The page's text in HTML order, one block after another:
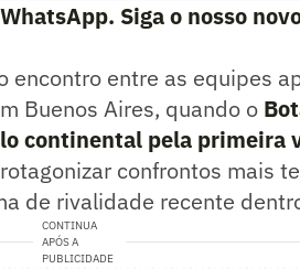
Siga o nosso
encontro entre as equipes
Buenos Aires, quando o
continental pela primeira
confrontos mais
de rivalidade recente
CONTINUA
APÓS A
PUBLICIDADE